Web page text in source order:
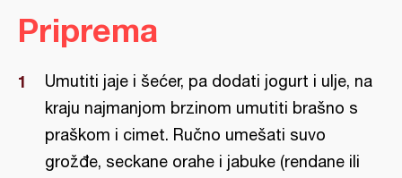
Priprema
Umutiti jaje i šećer, pa dodati jogurt i ulje, na
kraju najmanjom brzinom umutiti brašno s
praškom i cimet. Ručno umešati suvo
grožđe, seckane orahe i jabuke (rendane ili